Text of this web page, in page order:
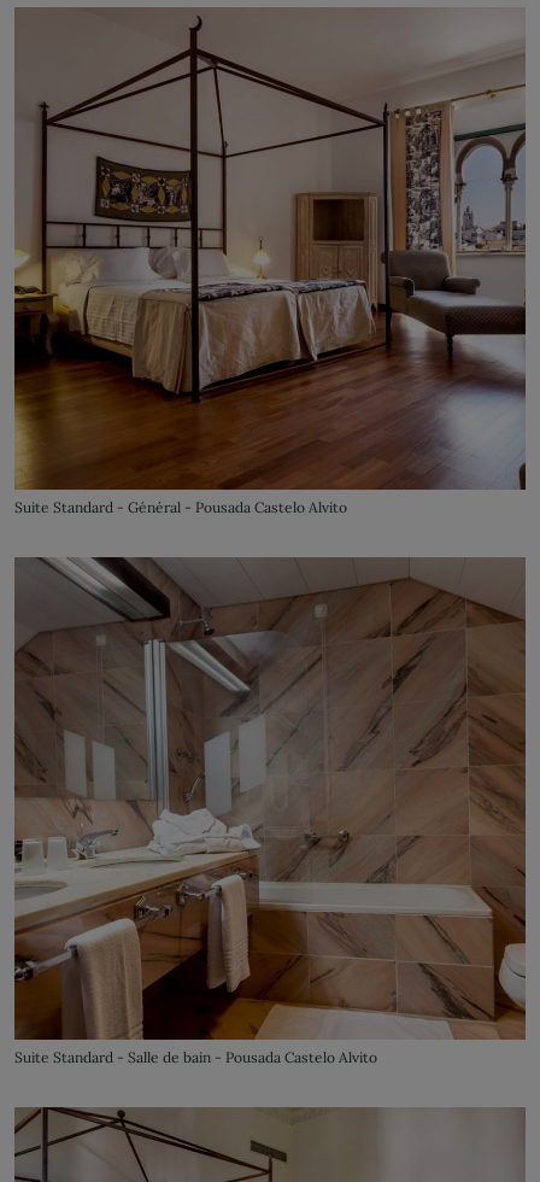
Suite Standard - Général - Pousada Castelo Alvito
Suite Standard - Salle de bain - Pousada Castelo Alvito